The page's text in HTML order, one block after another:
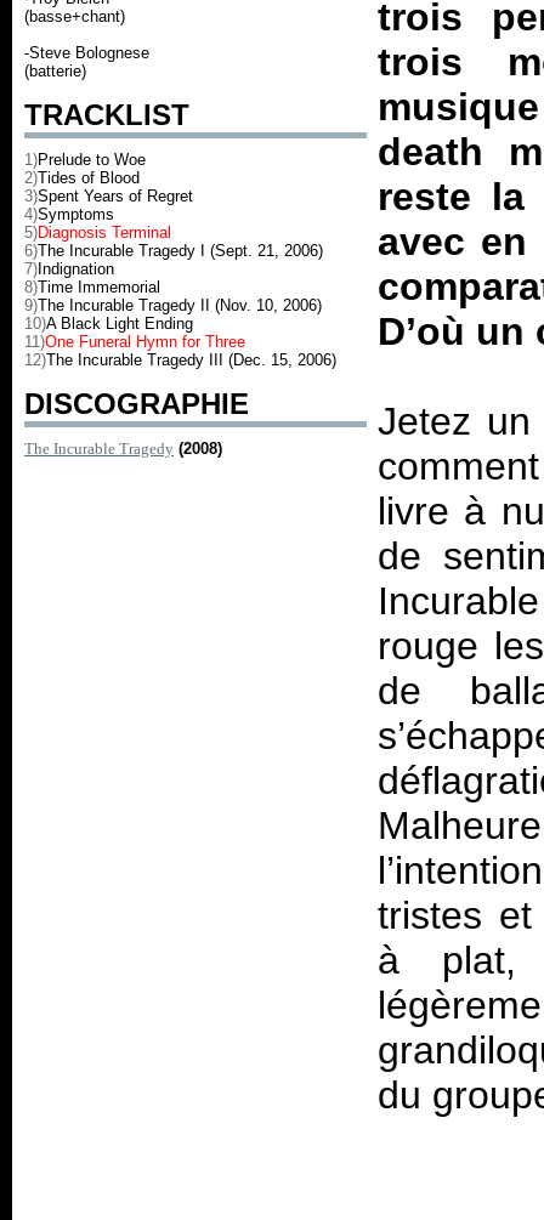
(basse+chant)
-Steve Bolognese
(batterie)
TRACKLIST
1)Prelude to Woe
2)Tides of Blood
3)Spent Years of Regret
4)Symptoms
5)Diagnosis Terminal
6)The Incurable Tragedy I (Sept. 21, 2006)
7) Indignation
8)Time Immemorial
9)The Incurable Tragedy II (Nov. 10, 2006)
10)A Black Light Ending
11)One Funeral Hymn for Three
12)The Incurable Tragedy III (Dec. 15, 2006)
DISCOGRAPHIE
The Incurable Tragedy (2008)
trois
trois
death
reste la
avec
D’où
Jetez
livre à
de
rouge
de
tristes et
à plat,